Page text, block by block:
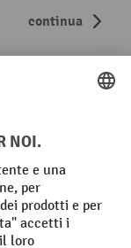
continua
un
fino a